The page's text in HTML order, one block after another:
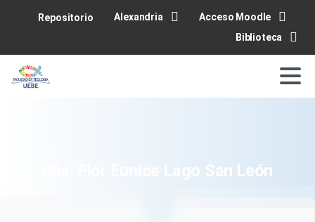
Repositorio Alexandria
Acceso Moodle
Biblioteca
Lago San León